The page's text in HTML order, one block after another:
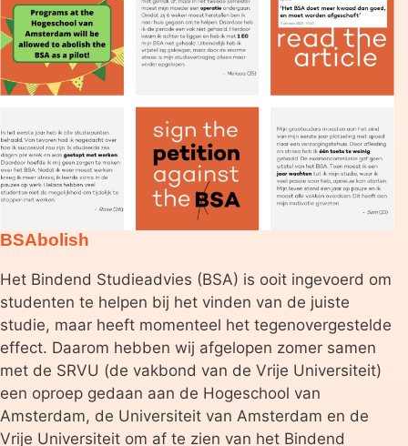
BSAbolish
Het Bindend Studieadvies (BSA) is ooit ingevoerd om
studenten te helpen bij het vinden van de juiste
studie, maar heeft momenteel het tegenovergestelde
effect. Daarom hebben wij afgelopen zomer samen
met de SRVU (de vakbond van de Vrije Universiteit)
een oproep gedaan aan de Hogeschool van
Amsterdam, de Universiteit van Amsterdam en de
Vrije Universiteit om af te zien van het Bindend